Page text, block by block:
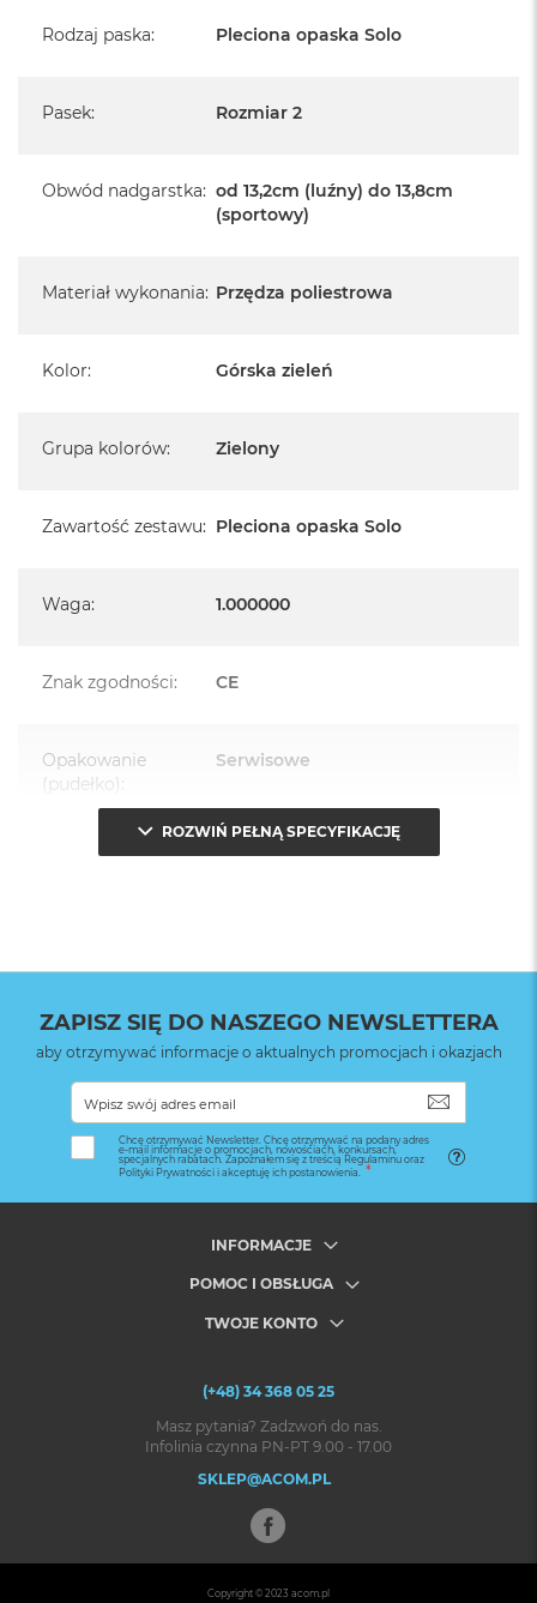
Rodzaj paska: Pleciona opaska Solo
Pasek: Rozmiar 2
Obwód nadgarstka: od 13,2cm (luźny) do 13,8cm
(sportowy)
Materiał wykonania: Przędza poliestrowa
Kolor: Górska zieleń
Grupa kolorów: Zielony
Zawartość zestawu: Pleciona opaska Solo
Waga: 1.000000
Znak zgodności: CE
Opakowanie
(pudełko):
Serwisowe
ROZWIŃ PEŁNĄ SPECYFIKACJĘ
ZAPISZ SIĘ DO NASZEGO NEWSLETTERA
aby otrzymywać informacje o aktualnych promocjach i okazjach
Chcę otrzymywać Newsletter. Chcę otrzymywać na podany adres
e-mail informacje o promocjach, nowościach, konkursach,
specjalnych rabatach. Zapoznałem się z treścią Regulaminu oraz
Polityki Prywatności i akceptuję ich postanowienia.
INFORMACJE
POMOC I OBSŁUGA
TWOJE KONTO
(+48) 34 368 05 25
Masz pytania? Zadzwoń do nas.
Infolinia czynna PN-PT 9.00 - 17.00
SKLEP@ACOM.PL
Copyright © 2023 acom.pl